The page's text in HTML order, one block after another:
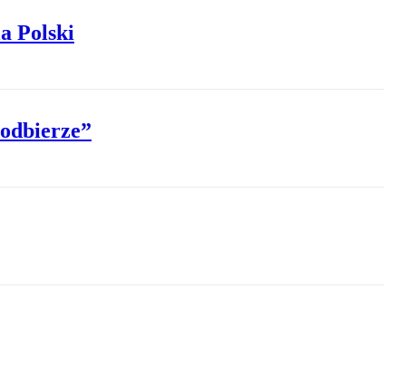
Polski